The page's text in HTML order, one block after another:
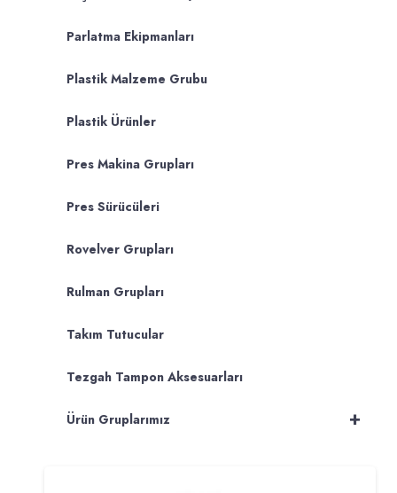
Parlatma Ekipmanları
Plastik Malzeme Grubu
Plastik Ürünler
Pres Makina Grupları
Pres Sürücüleri
Rovelver Grupları
Rulman Grupları
Takım Tutucular
Tezgah Tampon Aksesuarları
+
Ürün Gruplarımız